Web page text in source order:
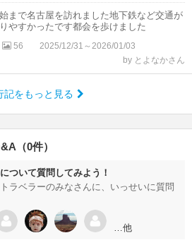
まで名古屋を訪れました地下鉄など交通が
やすかったです都会を歩けました
56
2025/12/31～2026/01/03
by とよなかさん
記をもっと見る
（0件）
ついて質問してみよう！
ラベラーのみなさんに、いっせいに質問
…他